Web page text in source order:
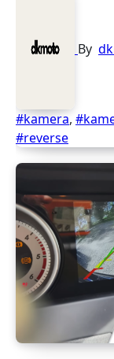
By
#kamera,
#reverse